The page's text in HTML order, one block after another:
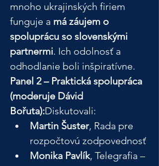
mnoho ukrajinských firiem
funguje a má záujem o
spoluprácu so slovenskými
partnermi. Ich odolnosť a
odhodlanie boli inšpiratívne.
Panel 2 – Praktická spolupráca
(moderuje Dávid
Bořuta):Diskutovali:
Martin Šuster, Rada pre
rozpočtovú zodpovednosť
Monika Pavlík, Telegrafia –